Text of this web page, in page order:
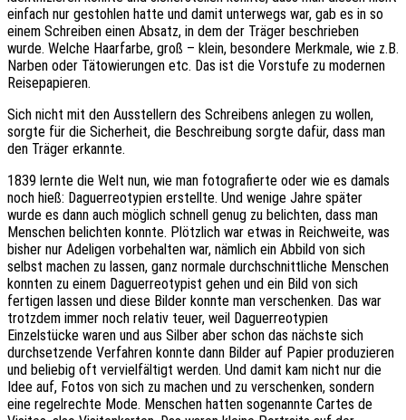
einfach nur gestohlen hatte und damit unterwegs war, gab es in so
einem Schreiben einen Absatz, in dem der Träger beschrieben
wurde. Welche Haarfarbe, groß – klein, besondere Merkmale, wie z.B.
Narben oder Tätowierungen etc. Das ist die Vorstufe zu modernen
Reisepapieren.
Sich nicht mit den Ausstellern des Schreibens anlegen zu wollen,
sorgte für die Sicherheit, die Beschreibung sorgte dafür, dass man
den Träger erkannte.
1839 lernte die Welt nun, wie man fotografierte oder wie es damals
noch hieß: Daguerreotypien erstellte. Und wenige Jahre später
wurde es dann auch möglich schnell genug zu belichten, dass man
Menschen belichten konnte. Plötzlich war etwas in Reichweite, was
bisher nur Adeligen vorbehalten war, nämlich ein Abbild von sich
selbst machen zu lassen, ganz normale durchschnittliche Menschen
konnten zu einem Daguerreotypist gehen und ein Bild von sich
fertigen lassen und diese Bilder konnte man verschenken. Das war
trotzdem immer noch relativ teuer, weil Daguerreotypien
Einzelstücke waren und aus Silber aber schon das nächste sich
durchsetzende Verfahren konnte dann Bilder auf Papier produzieren
und beliebig oft vervielfältigt werden. Und damit kam nicht nur die
Idee auf, Fotos von sich zu machen und zu verschenken, sondern
eine regelrechte Mode. Menschen hatten sogenannte Cartes de